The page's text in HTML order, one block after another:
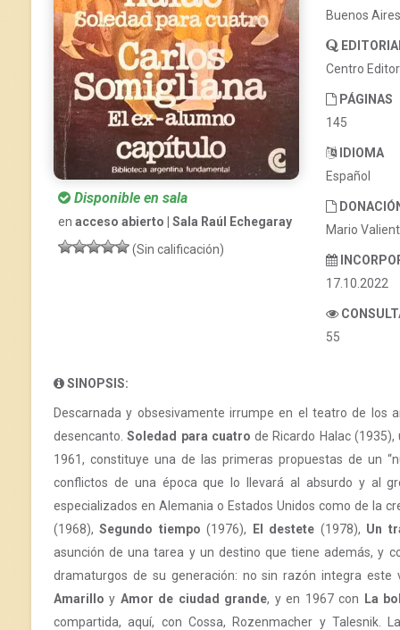
Disponible en sala
en acceso abierto | Sala Raúl Echegaray
(Sin calificación)
Buenos
Centro
PÁGINAS
145
IDIOMA
Español
Mario
17.10.2022
55
SINOPSIS:
Descarnada y obsesivamente irrumpe en el teatro de los
desencanto.Soledad para cuatro de Ricardo Halac
1961, constituye una de las primeras propuestas de un
conflictos de una época que lo llevará al absurdo y al
especializados en Alemania o Estados Unidos como de la
(1968),Segundo tiempo (1976), El destete (1978), Un
asunción de una tarea y un destino que tiene además, y
dramaturgos de su generación: no sin razón integra
Amarillo y Amor de ciudad grande, y en 1967 con
La
compartida, aquí, con Cossa, Rozenmacher y Talesnik.